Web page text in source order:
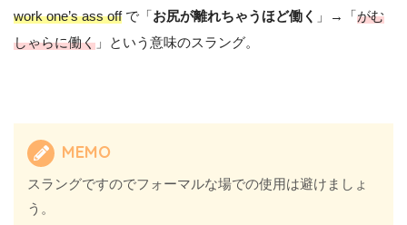
work one’s ass offで「お尻が離れちゃうほど働く 」→「がむ
しゃらに働く 」という意味のスラング。
MEMO
スラングですのでフォーマルな場での使用は避けましょ
う。